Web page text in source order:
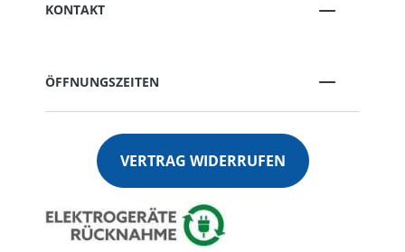
KONTAKT
ÖFFNUNGSZEITEN
VERTRAG WIDERRUFEN